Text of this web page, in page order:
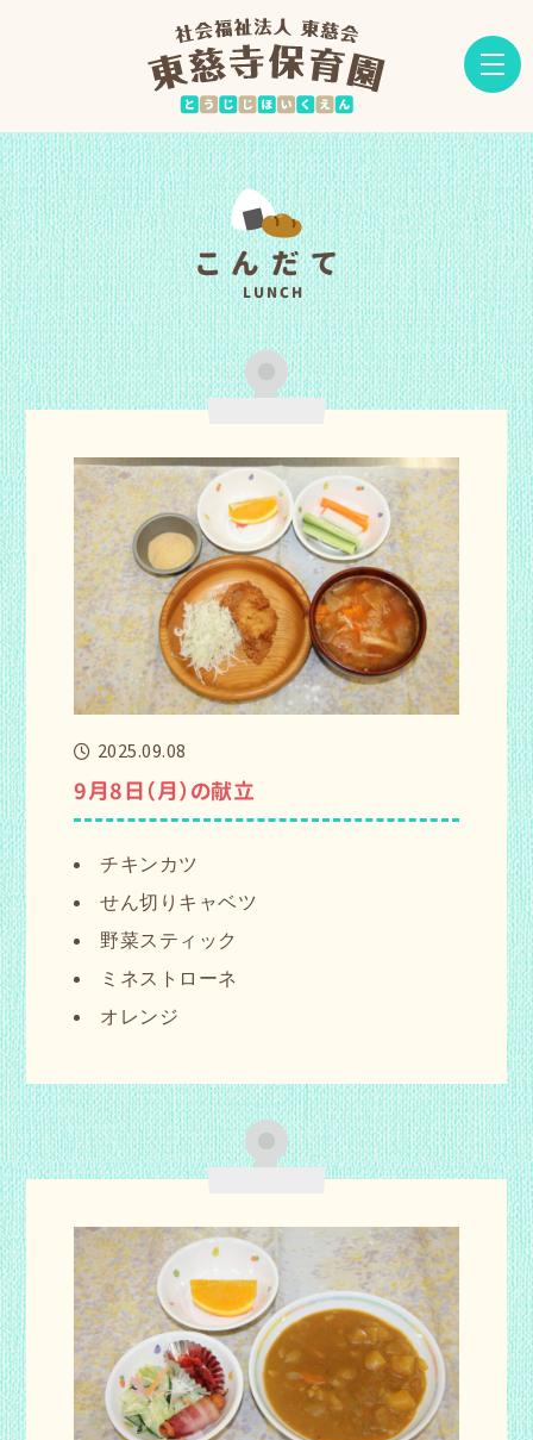
こんだて
LUNCH
2025.09.08
9月8日（月）の献立
チキンカツ
せん切りキャベツ
野菜スティック
ミネストローネ
オレンジ